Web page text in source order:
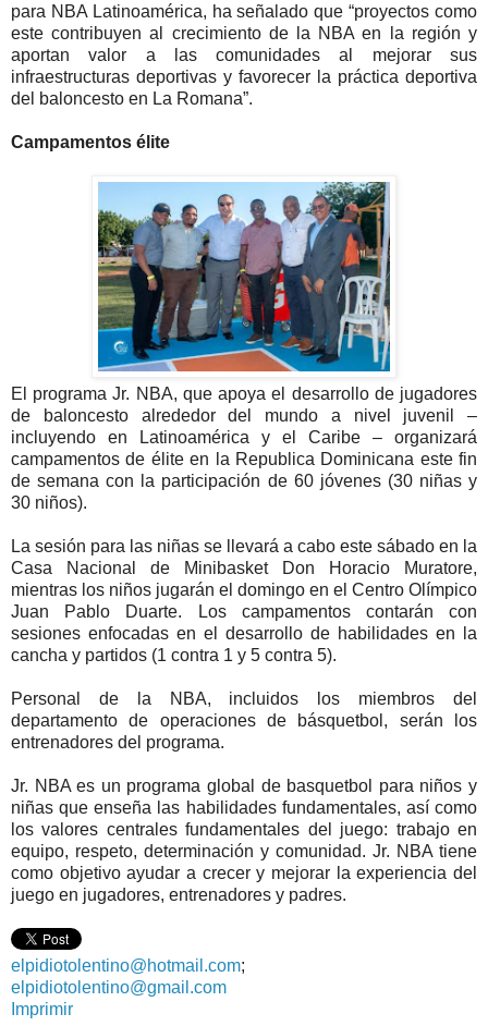
para NBA Latinoamérica, ha señalado que “proyectos como
este contribuyen al crecimiento de la NBA en la región y
aportan valor a las comunidades al mejorar sus
infraestructuras deportivas y favorecer la práctica deportiva
del baloncesto en La Romana”.
Campamentos élite
El programa Jr. NBA, que apoya el desarrollo de jugadores
de baloncesto alrededor del mundo a nivel juvenil –
incluyendo en Latinoamérica y el Caribe – organizará
campamentos de élite en la Republica Dominicana este fin
de semana con la participación de 60 jóvenes (30 niñas y
30 niños).
La sesión para las niñas se llevará a cabo este sábado en la
Casa Nacional de Minibasket Don Horacio Muratore,
mientras los niños jugarán el domingo en el Centro Olímpico
Juan Pablo Duarte. Los campamentos contarán con
sesiones enfocadas en el desarrollo de habilidades en la
cancha y partidos (1 contra 1 y 5 contra 5).
Personal de la NBA, incluidos los miembros del
departamento de operaciones de básquetbol, serán los
entrenadores del programa.
Jr. NBA es un programa global de basquetbol para niños y
niñas que enseña las habilidades fundamentales, así como
los valores centrales fundamentales del juego: trabajo en
equipo, respeto, determinación y comunidad. Jr. NBA tiene
como objetivo ayudar a crecer y mejorar la experiencia del
juego en jugadores, entrenadores y padres.
elpidiotolentino@hotmail.com;
elpidiotolentino@gmail.com
Imprimir